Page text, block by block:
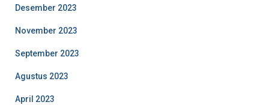
Desember 2023
November 2023
September 2023
Agustus 2023
April 2023